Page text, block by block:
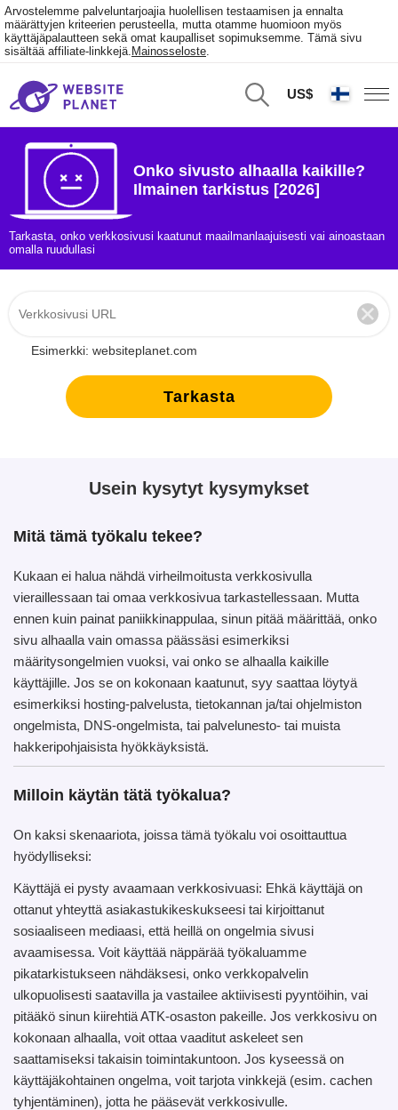
Arvostelemme palveluntarjoajia huolellisen testaamisen ja ennalta
määrättyjen kriteerien perusteella, mutta otamme huomioon myös
käyttäjäpalautteen sekä omat kaupalliset sopimuksemme. Tämä sivu
sisältää affiliate-linkkejä. Mainosseloste.
US$
Onko sivusto alhaalla kaikille?
Ilmainen tarkistus [2026]
Tarkasta, onko verkkosivusi kaatunut maailmanlaajuisesti vai ainoastaan
omalla ruudullasi
Esimerkki: websiteplanet.com
Usein kysytyt kysymykset
Mitä tämä työkalu tekee?
Kukaan ei halua nähdä virheilmoitusta verkkosivulla
vieraillessaan tai omaa verkkosivua tarkastellessaan. Mutta
ennen kuin painat paniikkinappulaa, sinun pitää määrittää, onko
sivu alhaalla vain omassa päässäsi esimerkiksi
määritysongelmien vuoksi, vai onko se alhaalla kaikille
käyttäjille. Jos se on kokonaan kaatunut, syy saattaa löytyä
esimerkiksi hosting-palvelusta, tietokannan ja/tai ohjelmiston
ongelmista, DNS-ongelmista, tai palvelunesto- tai muista
hakkeripohjaisista hyökkäyksistä.
Milloin käytän tätä työkalua?
On kaksi skenaariota, joissa tämä työkalu voi osoittauttua
hyödylliseksi:
Käyttäjä ei pysty avaamaan verkkosivuasi: Ehkä käyttäjä on
ottanut yhteyttä asiakastukikeskukseesi tai kirjoittanut
sosiaaliseen mediaasi, että heillä on ongelmia sivusi
avaamisessa. Voit käyttää näppärää työkaluamme
pikatarkistukseen nähdäksesi, onko verkkopalvelin
ulkopuolisesti saatavilla ja vastailee aktiivisesti pyyntöihin, vai
pitääkö sinun kiirehtiä ATK-osaston pakeille. Jos verkkosivu on
kokonaan alhaalla, voit ottaa vaaditut askeleet sen
saattamiseksi takaisin toimintakuntoon. Jos kyseessä on
käyttäjäkohtainen ongelma, voit tarjota vinkkejä (esim. cachen
tyhjentäminen), jotta he pääsevät verkkosivulle.